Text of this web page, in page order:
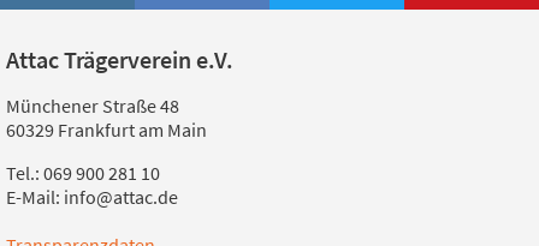
Attac Trägerverein e.V.
Münchener Straße 48
60329 Frankfurt am Main
Tel.: 069 900 281 10
E-Mail: info@attac.de